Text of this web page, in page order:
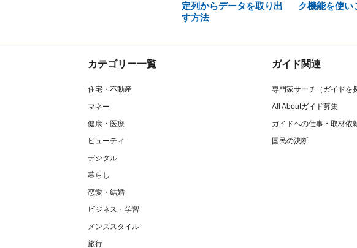
定列からデータを取り出
す方法
ク機能を使い
カテゴリー一覧
住宅・不動産
マネー
健康・医療
ビューティ
デジタル
暮らし
恋愛・結婚
ビジネス・学習
メンズスタイル
旅行
ガイド関連
専門家サーチ（ガイドを
All Aboutガイド募集
ガイドへの仕事・取材依
国民の決断